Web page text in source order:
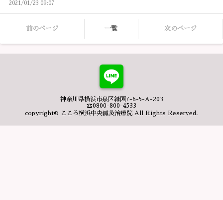
2021/01/23 09:07
前のページ 一覧 次のページ
神奈川県横浜市泉区緑園7-6-5-A-203
☎0800-800-4533
copyright© こころ横浜中央鍼灸治療院 All Rights Reserved.